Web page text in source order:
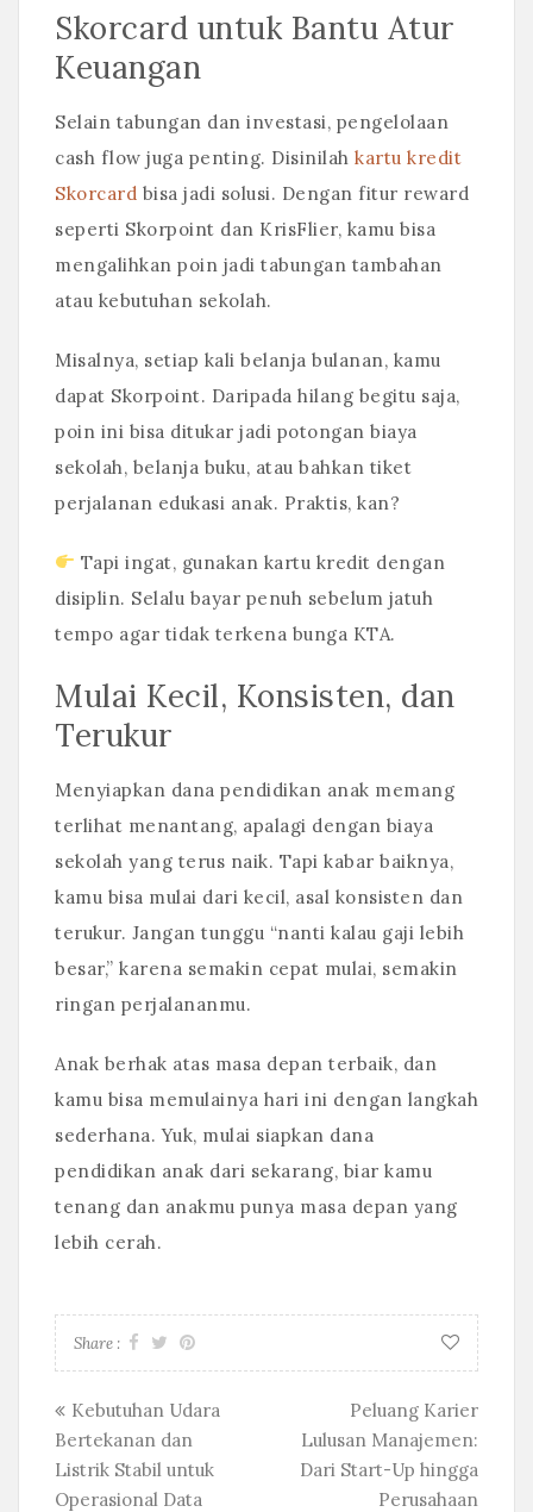
Skorcard untuk Bantu Atur
Keuangan
Selain tabungan dan investasi, pengelolaan
cash flow juga penting. Disinilah kartu kredit
Skorcard bisa jadi solusi. Dengan fitur reward
seperti Skorpoint dan KrisFlier, kamu bisa
mengalihkan poin jadi tabungan tambahan
atau kebutuhan sekolah.
Misalnya, setiap kali belanja bulanan, kamu
dapat Skorpoint. Daripada hilang begitu saja,
poin ini bisa ditukar jadi potongan biaya
sekolah, belanja buku, atau bahkan tiket
perjalanan edukasi anak. Praktis, kan?
Tapi ingat, gunakan kartu kredit dengan
disiplin. Selalu bayar penuh sebelum jatuh
tempo agar tidak terkena bunga KTA.
Mulai Kecil, Konsisten, dan
Terukur
Menyiapkan dana pendidikan anak memang
terlihat menantang, apalagi dengan biaya
sekolah yang terus naik. Tapi kabar baiknya,
kamu bisa mulai dari kecil, asal konsisten dan
terukur. Jangan tunggu “nanti kalau gaji lebih
besar,” karena semakin cepat mulai, semakin
ringan perjalananmu.
Anak berhak atas masa depan terbaik, dan
kamu bisa memulainya hari ini dengan langkah
sederhana. Yuk, mulai siapkan dana
pendidikan anak dari sekarang, biar kamu
tenang dan anakmu punya masa depan yang
lebih cerah.
Share :
Posts
navigation
Kebutuhan Udara
Bertekanan dan
Listrik Stabil untuk
Operasional Data
Peluang Karier
Lulusan Manajemen:
Dari Start-Up hingga
Perusahaan